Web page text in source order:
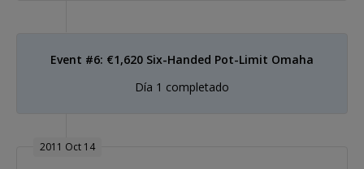
Event #6: €1,620 Six-Handed Pot-Limit Omaha
Día 1 completado
2011 Oct 14